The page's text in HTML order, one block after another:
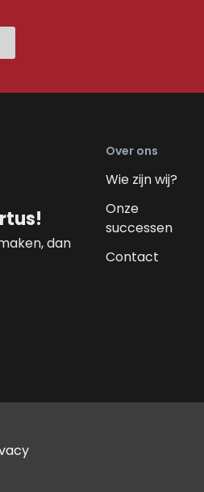
dan
Over ons
Wie zijn wij?
Onze
successen
Contact